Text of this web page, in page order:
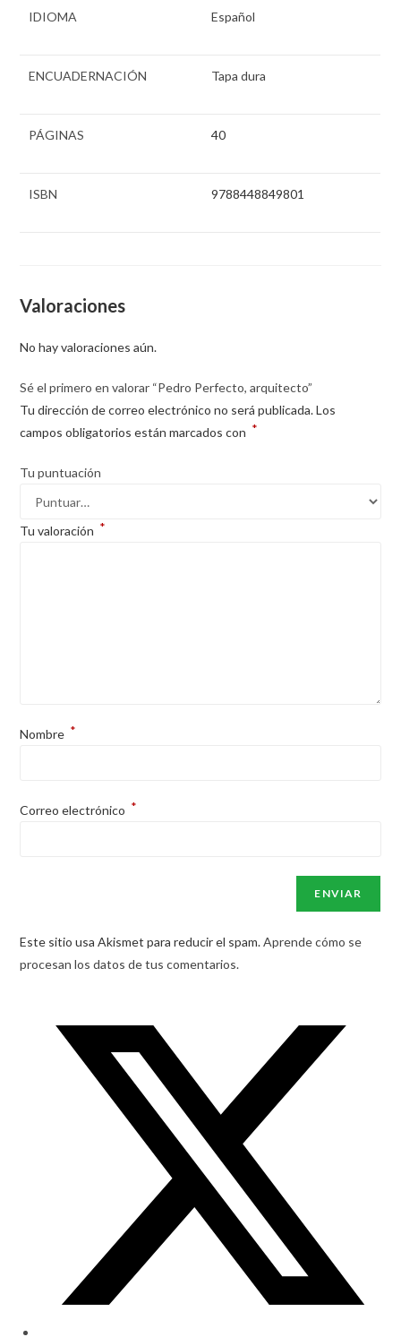
IDIOMA Español
ENCUADERNACIÓN Tapa dura
PÁGINAS 40
ISBN 9788448849801
Valoraciones
No hay valoraciones aún.
Sé el primero en valorar “Pedro Perfecto, arquitecto”
Tu dirección de correo electrónico no será publicada. Los
campos obligatorios están marcados con *
Tu puntuación
Tu valoración *
Nombre *
Correo electrónico *
Este sitio usa Akismet para reducir el spam.Aprende cómo se
procesan los datos de tus comentarios.